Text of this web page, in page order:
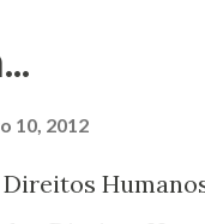
10, 2012